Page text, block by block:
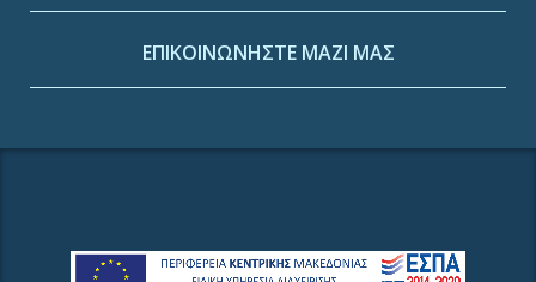
ΕΠΙΚΟΙΝΩΝΗΣΤΕ ΜΑΖΙ ΜΑΣ